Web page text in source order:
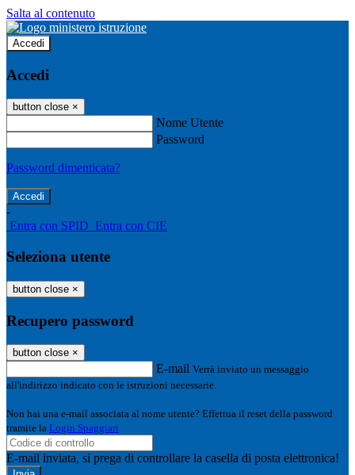
Salta al contenuto
Accedi
Accedi
button close ×
Nome Utente
Password
Password dimenticata?
-
Entra con SPID Entra con CIE
Seleziona utente
button close ×
Recupero password
button close ×
E-mail Verrà inviato un messaggio
all'indirizzo indicato con le istruzioni necessarie.
Non hai una e-mail associata al nome utente? Effettua il reset della password
tramite la Login Spaggiari
E-mail inviata, si prega di controllare la casella di posta elettronica!